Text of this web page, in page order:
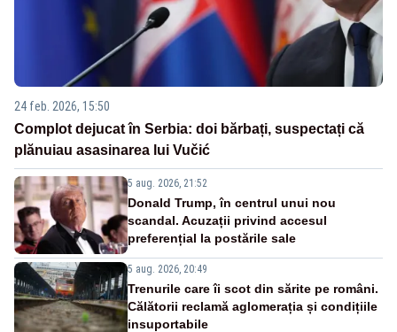
24 feb. 2026, 15:50
Complot dejucat în Serbia: doi bărbați, suspectați că
plănuiau asasinarea lui Vučić
5 aug. 2026, 21:52
Donald Trump, în centrul unui nou
scandal. Acuzații privind accesul
preferențial la postările sale
5 aug. 2026, 20:49
Trenurile care îi scot din sărite pe români.
Călătorii reclamă aglomerația și condițiile
insuportabile